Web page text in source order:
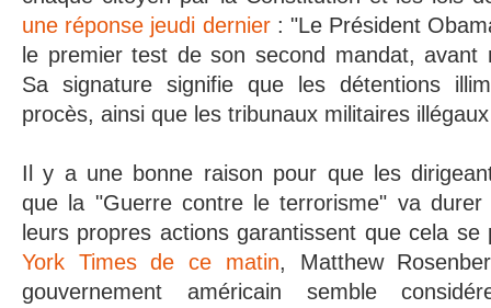
une réponse jeudi dernier: "Le Président
le premier test de son second mandat, avant
Sa signature signifie que les détentions
procès, ainsi que les tribunaux militaires
Il y a une bonne raison pour que les
que la "Guerre contre le terrorisme" va
leurs propres actions garantissent que cela
York Times de ce matin, Matthew
gouvernement américain semble